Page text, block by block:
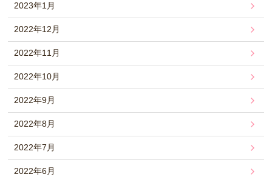
2023年1月
2022年12月
2022年11月
2022年10月
2022年9月
2022年8月
2022年7月
2022年6月